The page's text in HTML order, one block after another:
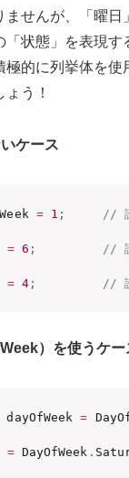
ませんが、「曜日
「状態」を表現す
極的に列挙体を使
う！
ケース
= 1 ;
//
= 6 ;
//
= 4; //
）を使うケー
dayOfWeek =
= DayOfWeek .